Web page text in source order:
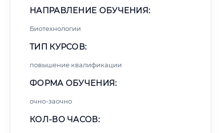
НАПРАВЛЕНИЕ ОБУЧЕНИЯ:
Биотехнологии
ТИП КУРСОВ:
повышение квалификации
ФОРМА ОБУЧЕНИЯ:
очно-заочно
КОЛ-ВО ЧАСОВ: